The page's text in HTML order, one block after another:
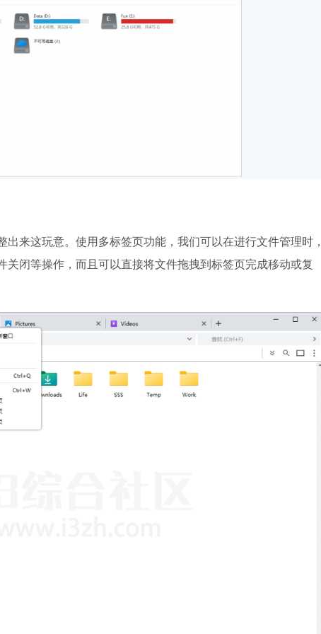
来这玩意。使用多标签页功能，我们可以在进行文件管理时
闭等操作，而且可以直接将文件拖拽到标签页完成移动或复